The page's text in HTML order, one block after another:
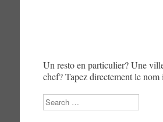
Un resto en particulier? Une
chef? Tapez directement le nom
Search